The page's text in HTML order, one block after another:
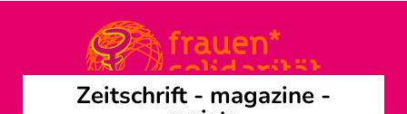
Zeitschrift - magazine -